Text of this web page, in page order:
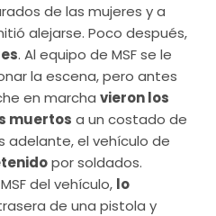
de las mujeres y a
alejarse. Poco después,
. Al equipo de MSF se le
la escena, pero antes
en marcha vieron los
muertos a un costado de
adelante, el vehículo de
por soldados.
del vehículo, lo
de una pistola y